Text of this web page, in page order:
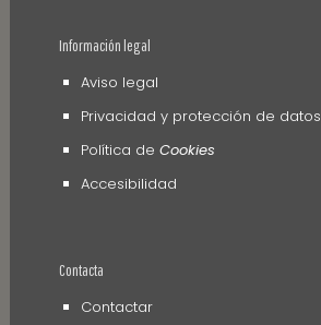
Información legal
Aviso legal
Privacidad y protección de datos
Política de Cookies
Accesibilidad
Contacta
Contactar